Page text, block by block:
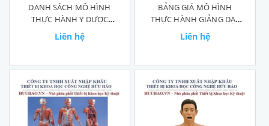
DANH SÁCH MÔ HÌNH
THỰC HÀNH Y DƯỢC
HÃNG 3B SCIENTIFIC
Liên hệ
BẢNG GIÁ MÔ HÌNH
THỰC HÀNH GIẢNG DẠY
Y DƯỢC HONGLIAN
Liên hệ